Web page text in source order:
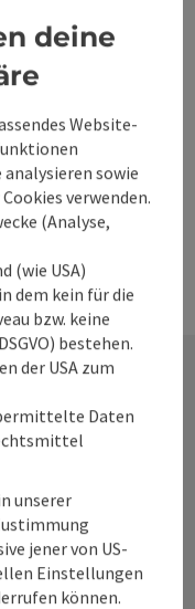
deine
Website-
sowie
verwenden.
(Analyse,
(wie USA)
dem kein für die
bzw. keine
bestehen.
der USA zum
Daten
unserer
jener von US-
Einstellungen
können.